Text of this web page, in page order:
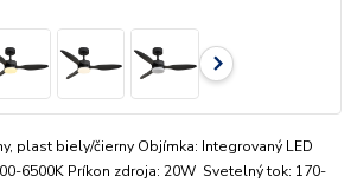
plast biely/čierny Objímka: Integrovaný LED
6500K Príkon zdroja: 20W Svetelný tok: 170-